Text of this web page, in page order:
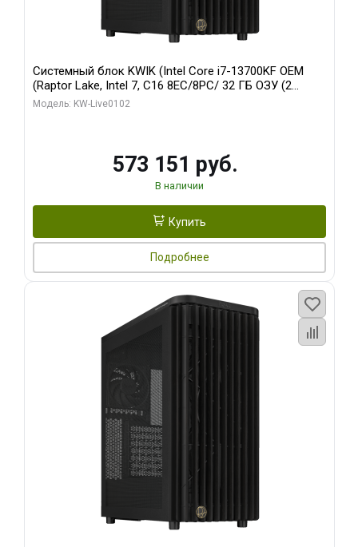
Системный блок KWIK (Intel Core i7-13700KF OEM
(Raptor Lake, Intel 7, C16 8EC/8PC/ 32 ГБ ОЗУ (2
модуля)/ Afox RTX4090 24GB GDDR6X 384-Bit 3xDP
Модель: KW-Live0102
573 151 руб.
В наличии
Купить
Подробнее